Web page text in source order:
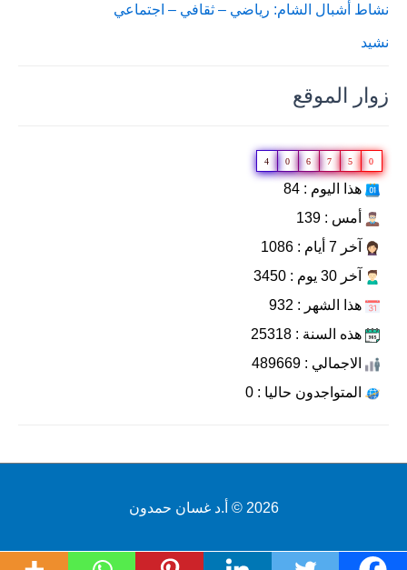
نشاط أشبال الشام: رياضي – ثقافي – اجتماعي
نشيد
زوار الموقع
4 0 6 7 5 0
هذا اليوم : 84
أمس : 139
آخر 7 أيام : 1086
آخر 30 يوم : 3450
هذا الشهر : 932
هذه السنة : 25318
الاجمالي : 489669
المتواجدون حاليا : 0
2026 © أ.د غسان حمدون